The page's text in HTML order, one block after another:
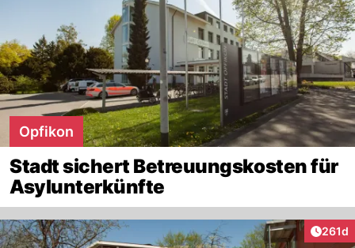
Opfikon
Stadt sichert Betreuungskosten für
Asylunterkünfte
261d